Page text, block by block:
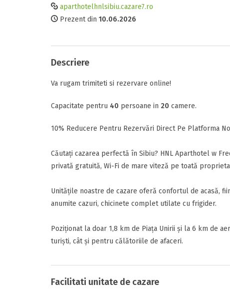
aparthotelhnlsibiu.cazare7.ro
Prezent din 10.06.2026
Descriere
Va rugam trimiteti si rezervare online!
Capacitate pentru 40 persoane in 20 camere.
10% Reducere Pentru Rezervări Direct Pe Platforma
Căutați cazarea perfectă în Sibiu? HNL Aparthotel w
privată gratuită, Wi-Fi de mare viteză pe toată
Unitățile noastre de cazare oferă confortul de acasă,
anumite cazuri, chicinete complet utilate cu frigider.
Poziționat la doar 1,8 km de Piața Unirii și la 6 km de
turiști, cât și pentru călătoriile de afaceri.
Facilitati unitate de cazare
Facilitati
Termeni si
Adauga
Mesajul D-voasta